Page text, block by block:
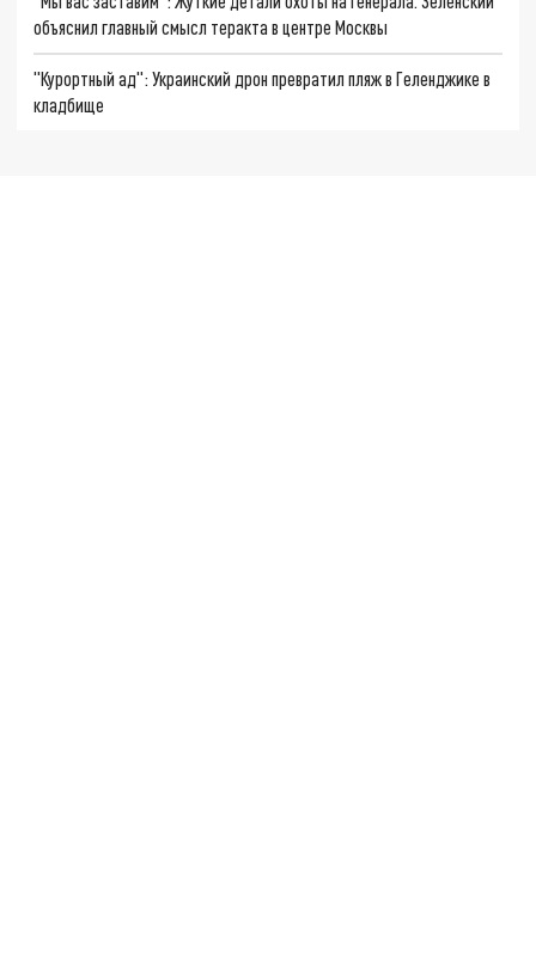
объяснил главный смысл теракта в центре Москвы
"Курортный ад": Украинский дрон превратил пляж в Геленджике в
кладбище